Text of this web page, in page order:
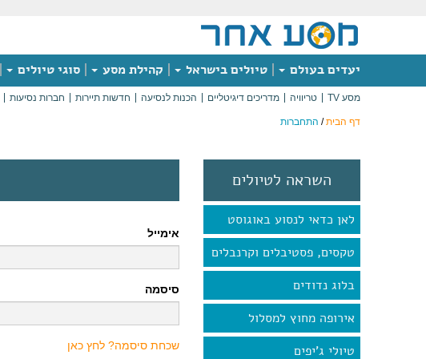
יעדים בעולם טיולים בישראל קהילת מסע סוגי טיולים
מסע TV טריוויה מדריכים דיגיטליים הכנות לנסיעה חדשות תיירות חברות נסיעות
דף הבית/ התחברות
השראה לטיולים
לאן כדאי לנסוע באוגוסט
טקסים, פסטיבלים וקרנבלים
בלוג נדודים
אירופה מחוץ למסלול
טיולי ג'יפים
אימייל
סיסמה
שכחת סיסמה? לחץ כאן